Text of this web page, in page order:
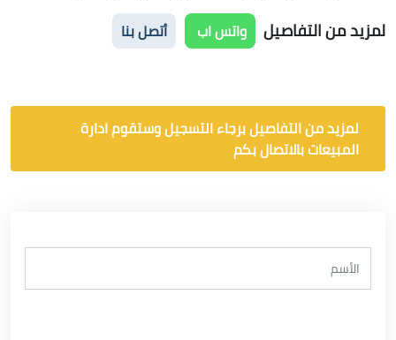
لمزيد من التفاصيل واتس اب أتصل بنا
لمزيد من التفاصيل برجاء التسجيل وستقوم ادارة
المبيعات بالاتصال بكم